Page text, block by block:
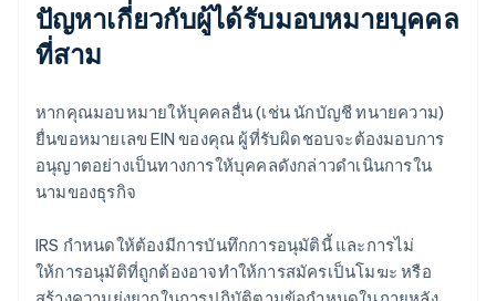
ปัญหาเกี่ยวกับผู้ได้รับมอบหมายบุคคล
ที่สาม
หากคุณมอบหมายให้บุคคลอื่น (เช่น นักบัญชี ทนายความ)
ยื่นขอหมายเลข EIN ของคุณ ผู้ที่รับผิดชอบจะต้องมอบการ
อนุญาตอย่างเป็นทางการให้บุคคลดังกล่าวดําเนินการใน
นามของธุรกิจ
IRS กำหนดให้ต้องมีการบันทึกการอนุมัตินี้ และการไม่
ให้การอนุมัติที่ถูกต้องอาจทำให้การสมัครเป็นโมฆะ หรือ